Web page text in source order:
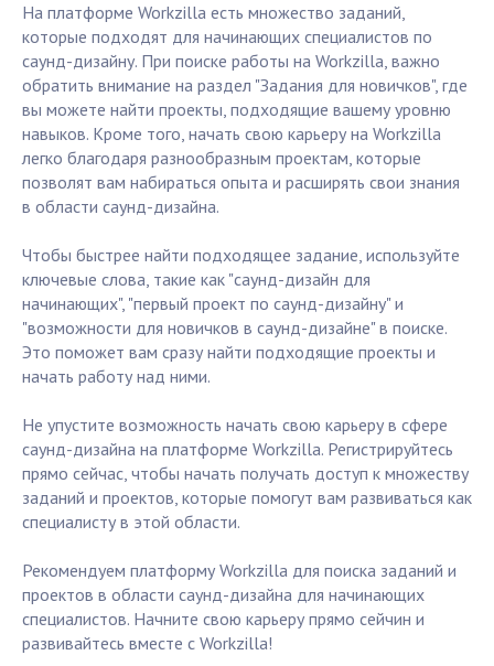
На платформе Workzilla есть множество заданий,
которые подходят для начинающих специалистов по
саунд-дизайну. При поиске работы на Workzilla, важно
обратить внимание на раздел "Задания для новичков", где
вы можете найти проекты, подходящие вашему уровню
навыков. Кроме того, начать свою карьеру на Workzilla
легко благодаря разнообразным проектам, которые
позволят вам набираться опыта и расширять свои знания
в области саунд-дизайна.
Чтобы быстрее найти подходящее задание, используйте
ключевые слова, такие как "саунд-дизайн для
начинающих", "первый проект по саунд-дизайну" и
"возможности для новичков в саунд-дизайне" в поиске.
Это поможет вам сразу найти подходящие проекты и
начать работу над ними.
Не упустите возможность начать свою карьеру в сфере
саунд-дизайна на платформе Workzilla. Регистрируйтесь
прямо сейчас, чтобы начать получать доступ к множеству
заданий и проектов, которые помогут вам развиваться как
специалисту в этой области.
Рекомендуем платформу Workzilla для поиска заданий и
проектов в области саунд-дизайна для начинающих
специалистов. Начните свою карьеру прямо сейчин и
развивайтесь вместе с Workzilla!